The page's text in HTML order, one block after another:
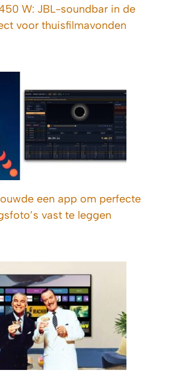
W: JBL-soundbar in de
voor thuisfilmavonden
een app om perfecte
vast te leggen